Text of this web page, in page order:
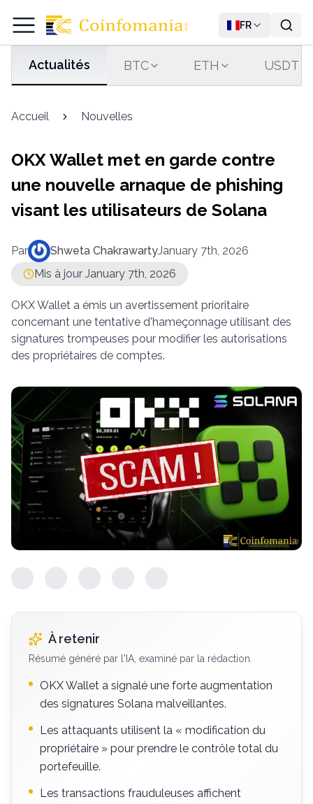
FR
Actualités BTC ETH USDT
Accueil Nouvelles
OKX Wallet met en garde contre
une nouvelle arnaque de phishing
visant les utilisateurs de Solana
Par Shweta ChakrawartyJanuary 7th, 2026
Mis à jour January 7th, 2026
OKX Wallet a émis un avertissement prioritaire
concernant une tentative d'hameçonnage utilisant des
signatures trompeuses pour modifier les autorisations
des propriétaires de comptes.
À retenir
Résumé généré par l'IA, examiné par la rédaction.
OKX Wallet a signalé une forte augmentation
des signatures Solana malveillantes.
Les attaquants utilisent la « modification du
propriétaire » pour prendre le contrôle total du
portefeuille.
Les transactions frauduleuses affichent